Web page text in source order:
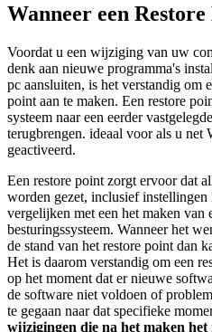
Wanneer een
Voordat u een wijziging van uw
denk aan nieuwe programma's
pc aansluiten, is het verstandig om
point aan te maken. Een restore
systeem naar een eerder
terugbrengen. ideaal voor als u net
geactiveerd.
Een restore point zorgt ervoor dat
worden gezet, inclusief instellingen
vergelijken met een het maken van
besturingssysteem. Wanneer het
de stand van het restore point dan
Het is daarom verstandig om een
op het moment dat er nieuwe
de software niet voldoen of
te gegaan naar dat specifieke
wijzigingen die na het maken het